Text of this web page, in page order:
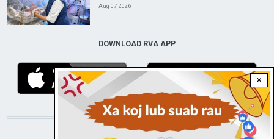
×
Aug 07, 2026
DOWNLOAD RVA APP
STAY CONNECTED WITH US!